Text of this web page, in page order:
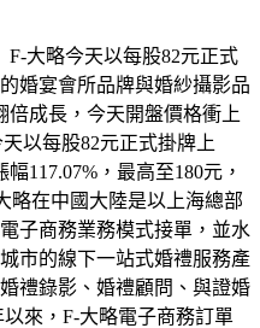
F-大略今天以每股82元正式
婚宴會所品牌與婚紗攝影品
倍成長，今天開盤價格衝上
以每股82元正式掛牌上
117.07%，最高至180元，
略在中國大陸是以上海總部
子商務業務模式接單，並水
市的線下一站式婚禮服務產
禮錄影、婚禮顧問、與證婚
來，F-大略電子商務訂單